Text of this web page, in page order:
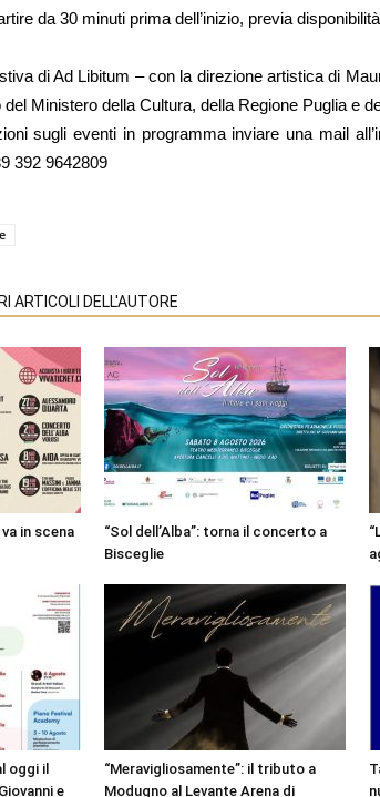
da 30 minuti prima dell’inizio, previa
di Ad Libitum – con la direzione artistica di
Ministero della Cultura, della Regione Puglia e
sugli eventi in programma inviare una mail
392 9642809
ARTICOLI DELL'AUTORE
in scena
“Sol dell’Alba”: torna il concerto a
Bisceglie
oggi il
e
“Meravigliosamente”: il tributo a
Modugno al Levante Arena di